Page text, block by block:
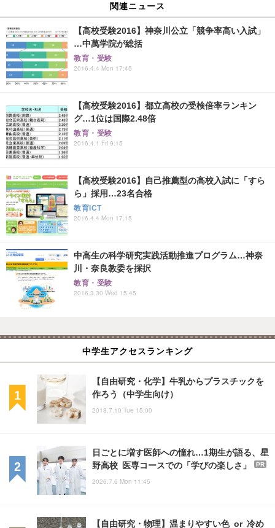
関連ニュース
【高校受験2016】神奈川公立「競争率高い入試」
…中萬学院が総括
教育・受験
2016.4.4 Mon 17:45
【高校受験2016】都立高校の受検倍率ランキン
グ…1位は国際2.48倍
教育・受験
2016.4.1 Fri 9:15
【高校受験2016】自己推薦型の高校入試に「すら
ら」採用…23名合格
教育ICT
2016.4.4 Mon 17:15
中高生の科学研究実践活動推進プログラム…神奈
川・奈良教委を採択
教育・受験
2016.3.30 Wed 15:45
中学生アクセスランキング
【自由研究・化学】牛乳からプラスチックを
作ろう（中学生向け）
2018.7.10 Tue 15:00
日ごとに増す医師への憧れ…1期生が語る、星
野高校 医専コースでの「学びの楽しさ」
PR
2026.7.6 Mon 11:45
【自由研究・物理】温まりやすい色 or 冷め